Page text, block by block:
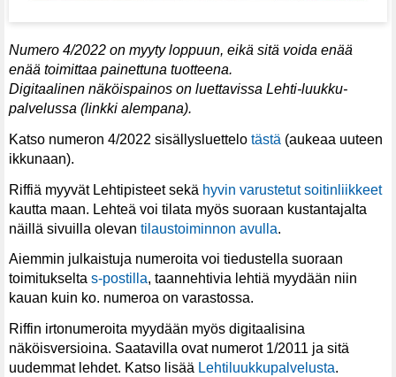
Numero 4/2022 on myyty loppuun, eikä sitä voida enää
enää toimittaa painettuna tuotteena.
Digitaalinen näköispainos on luettavissa Lehti-luukku-
palvelussa (linkki alempana).
Katso numeron 4/2022 sisällysluettelo tästä (aukeaa uuteen
ikkunaan).
Riffiä myyvät Lehtipisteet sekä hyvin varustetut soitinliikkeet
kautta maan. Lehteä voi tilata myös suoraan kustantajalta
näillä sivuilla olevan tilaustoiminnon avulla.
Aiemmin julkaistuja numeroita voi tiedustella suoraan
toimitukselta s-postilla, taannehtivia lehtiä myydään niin
kauan kuin ko. numeroa on varastossa.
Riffin irtonumeroita myydään myös digitaalisina
näköisversioina. Saatavilla ovat numerot 1/2011 ja sitä
uudemmat lehdet. Katso lisää Lehtiluukkupalvelusta.